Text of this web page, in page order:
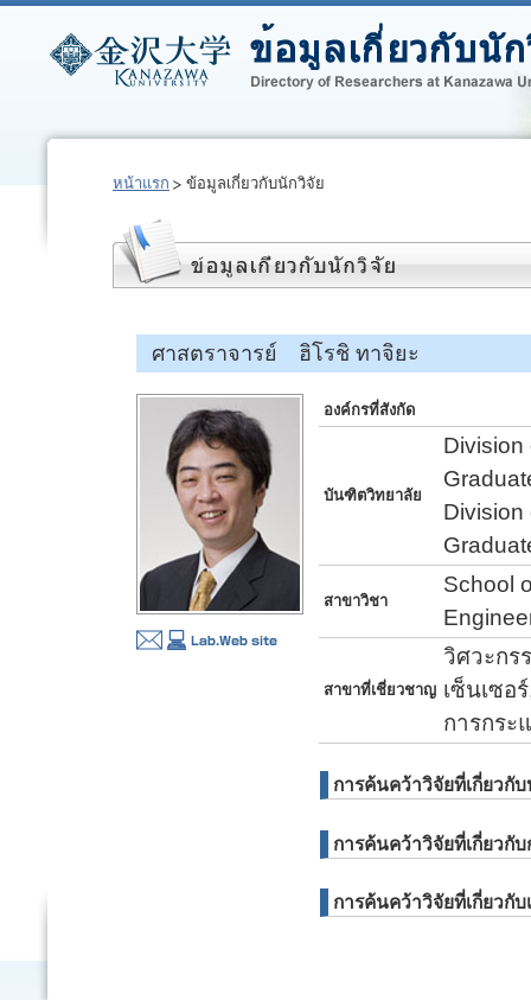
หน้าแรก ข้อมูลเกี่ยวกับนักวิจัย
ศาสตราจารย์ ฮิโรชิ ทาจิยะ
องค์กรที่สังกัด
บันฑิตวิทยาลัย
Division
Division
สาขาวิชา
School
สาขาที่เชี่ยวชาญ
วิศวะกร
เซ็นเซอ
การกระ
การค้นคว้าวิจัยที่เกี่ยวกั
การค้นคว้าวิจัยที่เกี่ยวกับ
การค้นคว้าวิจัยที่เกี่ยวกั